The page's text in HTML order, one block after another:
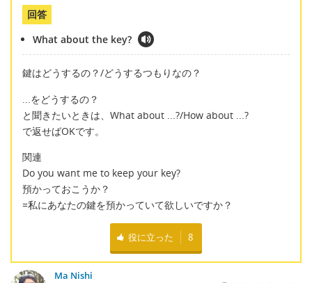
回答
What about the key?
鍵はどうするの？/どうするつもりなの？
...をどうするの？
と聞きたいときは、What about ...?/How about ...?
で返せばOKです。
関連
Do you want me to keep your key?
預かっておこうか？
=私にあなたの鍵を預かっていて欲しいですか？
役に立った 8
Ma Nishi